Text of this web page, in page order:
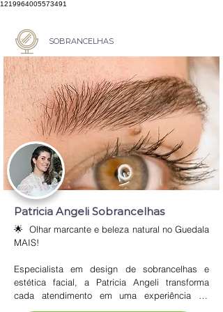
1219964005573491
SOBRANCELHAS
Patricia Angeli Sobrancelhas
🌟  Olhar marcante e beleza natural no Guedala
MAIS!
Especialista em design de sobrancelhas e
estética facial, a Patricia Angeli transforma
cada atendimento em uma experiência de